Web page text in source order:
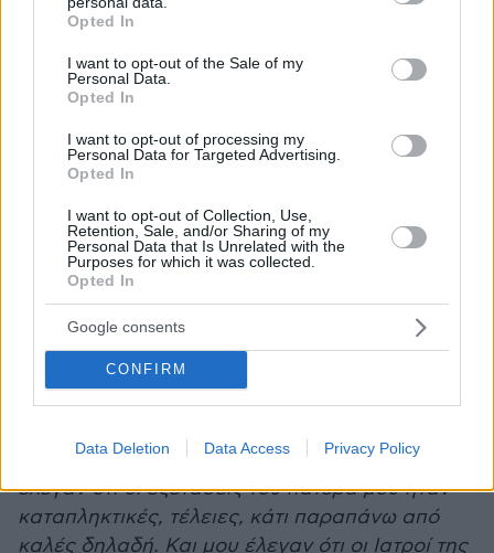
grant or deny consent to Google and its third-party tags to
use your data for below specified purposes in below Google
consent section.
Opted In
I want to opt-out of the Sale of my
Personal Data.
Opted In
I want to opt-out of processing my
Personal Data for Targeted Advertising.
Opted In
I want to opt-out of Collection, Use,
Retention, Sale, and/or Sharing of my
Personal Data that Is Unrelated with the
Purposes for which it was collected.
Opted In
Google consents
CONFIRM
Data Deletion Data Access Privacy Policy
— Άδωνις Γεωργιάδης (@AdonisGeorgiadi)
April 24, 2024
το βράδυ ο Γιάννης Καλλιάνος, λέγοντας ότι
δεν είναι ευθύνη του κ. Γεωργιάδη αλλά της
κλινικής. Μεταξύ άλλων, επαναλαμβάνει πως ο
αγγειοχειρουργός που χειρούργησε τον πατέρα
του υποστήριζε ότι ο ασθενής«πάει υπέροχα»
Επίσης, επισήμανε ότι ο Δημήτρης Καλλιάνος
δεν εξετάστηκε ποτέ από επιμελητή άλλης
«Καθηγητής, διοικητής και υποδιοικητής, μου
έλεγαν ότι οι εξετάσεις του πατέρα μου ήταν
καταπληκτικές, τέλειες, κάτι παραπάνω από
καλές δηλαδή. Και μου έλεγαν ότι οι Ιατροί της